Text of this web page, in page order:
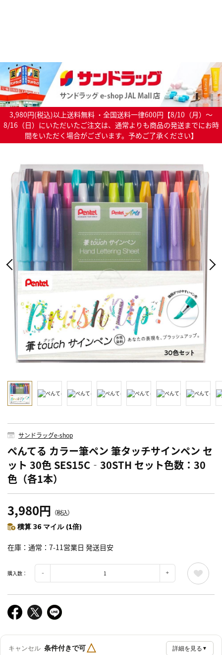
3,980円(税込)以上送料無料 ・全国送料一律600円【8/10（月）～
8/16（日）にいただいたご注文は、通常よりも商品の発送までにお時
間をいただく場合がございます。予めご了承ください】
サンドラッグe-shop
ぺんてる カラー筆ペン 筆タッチサインペン セ
ット 30色 SES15C‐30STH セット色数：30
色（各1本）
3,980円 （税込）
積算 36 マイル (1倍)
在庫 通常：7-11営業日 発送目安
購入数：
キャンセル 条件付きで可△ 詳細を見る ▼